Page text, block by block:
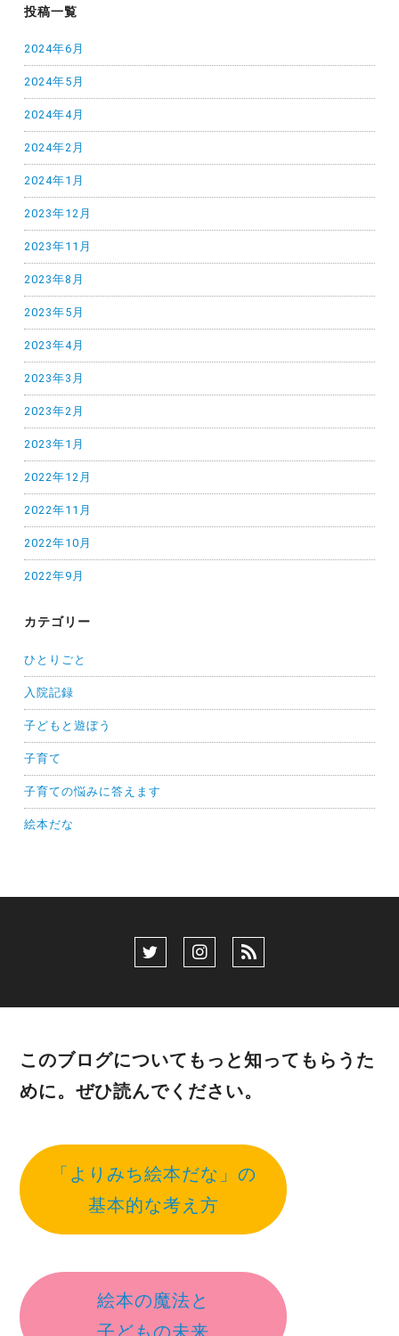
投稿一覧
2024年6月
2024年5月
2024年4月
2024年2月
2024年1月
2023年12月
2023年11月
2023年8月
2023年5月
2023年4月
2023年3月
2023年2月
2023年1月
2022年12月
2022年11月
2022年10月
2022年9月
カテゴリー
ひとりごと
入院記録
子どもと遊ぼう
子育て
子育ての悩みに答えます
絵本だな
このブログについてもっと知ってもらうた
めに。ぜひ読んでください。
「よりみち絵本だな」の
基本的な考え方
絵本の魔法と